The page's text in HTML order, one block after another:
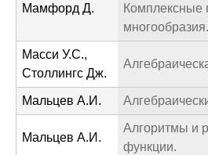
Мамфорд Д.
Комплексные
Масси У.С.,
Столлингс Дж.
Мальцев А.И.
Мальцев А.И.
Алгоритмы и
функции.